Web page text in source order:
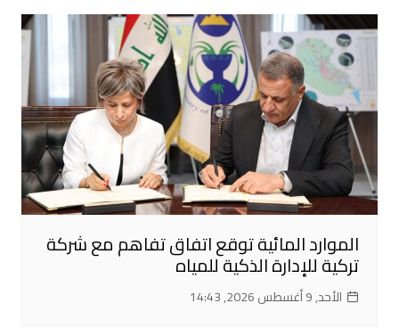
الموارد المائية توقع اتفاق تفاهم مع شركة
تركية للإدارة الذكية للمياه
الأحد, 9 أغسطس 2026, 14:43